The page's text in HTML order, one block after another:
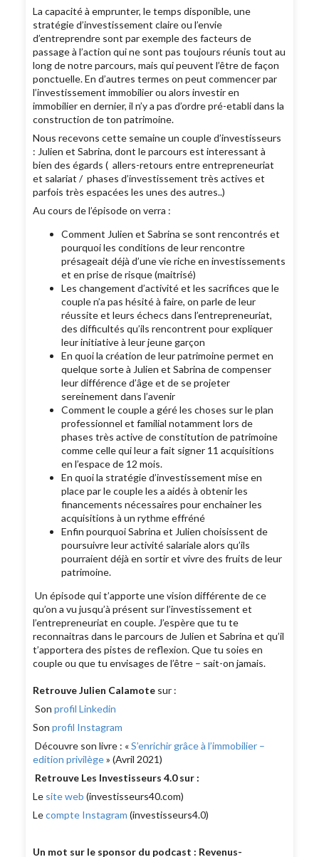
La capacité à emprunter, le temps disponible, une
stratégie d’investissement claire ou l’envie
d’entreprendre sont par exemple des facteurs de
passage à l’action qui ne sont pas toujours réunis tout au
long de notre parcours, mais qui peuvent l’être de façon
ponctuelle. En d’autres termes on peut commencer par
l’investissement immobilier ou alors investir en
immobilier en dernier, il n’y a pas d’ordre pré-etabli dans la
construction de ton patrimoine.
Nous recevons cette semaine un couple d’investisseurs
: Julien et Sabrina, dont le parcours est interessant à
bien des égards ( allers-retours entre entrepreneuriat
et salariat / phases d’investissement très actives et
parfois très espacées les unes des autres..)
Au cours de l’épisode on verra :
Comment Julien et Sabrina se sont rencontrés et
pourquoi les conditions de leur rencontre
présageait déjà d’une vie riche en investissements
et en prise de risque (maitrisé)
Les changement d’activité et les sacrifices que le
couple n’a pas hésité à faire, on parle de leur
réussite et leurs échecs dans l’entrepreneuriat,
des difficultés qu’ils rencontrent pour expliquer
leur initiative à leur jeune garçon
En quoi la création de leur patrimoine permet en
quelque sorte à Julien et Sabrina de compenser
leur différence d’âge et de se projeter
sereinement dans l’avenir
Comment le couple a géré les choses sur le plan
professionnel et familial notamment lors de
phases très active de constitution de patrimoine
comme celle qui leur a fait signer 11 acquisitions
en l’espace de 12 mois.
En quoi la stratégie d’investissement mise en
place par le couple les a aidés à obtenir les
financements nécessaires pour enchainer les
acquisitions à un rythme effréné
Enfin pourquoi Sabrina et Julien choisissent de
poursuivre leur activité salariale alors qu’ils
pourraient déjà en sortir et vivre des fruits de leur
patrimoine.
Un épisode qui t’apporte une vision différente de ce
qu’on a vu jusqu’à présent sur l’investissement et
l’entrepreneuriat en couple. J’espère que tu te
reconnaitras dans le parcours de Julien et Sabrina et qu’il
t’apportera des pistes de reflexion. Que tu soies en
couple ou que tu envisages de l’être – sait-on jamais.
Retrouve Julien Calamote sur :
Sonprofil Linkedin
Sonprofil Instagram
Découvre son livre : «S’enrichir grâce à l’immobilier –
edition privilège» (Avril 2021)
Retrouve Les Investisseurs 4.0 sur :
Le site web (investisseurs40.com)
Lecompte Instagram(investisseurs4.0)
Un mot sur le sponsor du podcast : Revenus-